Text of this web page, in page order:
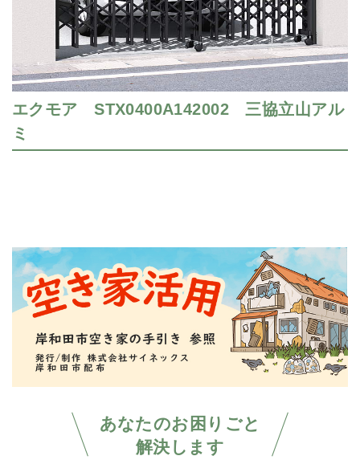
あなたのお困りごと
解決します
エクモア STX0400A142002 三協立山アル
ミ